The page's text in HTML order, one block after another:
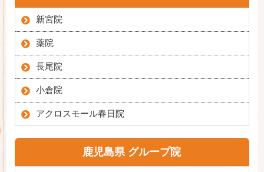
新宮院
薬院
長尾院
小倉院
アクロスモール春日院
鹿児島県 グループ院